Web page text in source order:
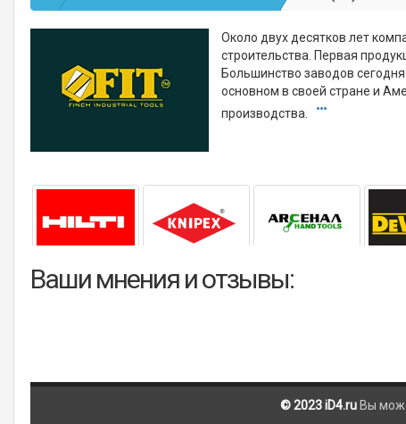
Около двух десятков лет
строительства. Первая
Большинство заводов
основном в своей стране и
производства.
Ваши мнения и отзывы:
© 2023 iD4.ru Вы